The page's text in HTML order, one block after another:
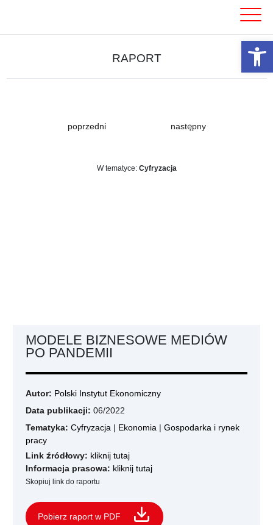
RAPORT
poprzedni następny
W tematyce: Cyfryzacja
MODELE BIZNESOWE MEDIÓW
PO PANDEMII
Autor: Polski Instytut Ekonomiczny
Data publikacji: 06/2022
Tematyka: Cyfryzacja | Ekonomia | Gospodarka i rynek
pracy
Link źródłowy: kliknij tutaj
Informacja prasowa: kliknij tutaj
Skopiuj link do raportu
Pobierz raport w PDF